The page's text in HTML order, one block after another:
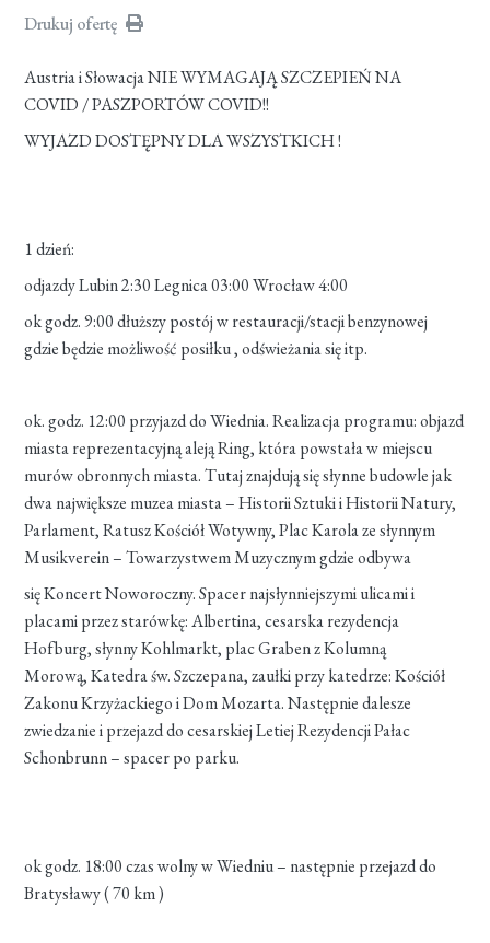
Drukuj ofertę
Austria i Słowacja NIE WYMAGAJĄ SZCZEPIEŃ NA
COVID / PASZPORTÓW COVID!!
WYJAZD DOSTĘPNY DLA WSZYSTKICH !
1 dzień:
odjazdy Lubin 2:30 Legnica 03:00 Wrocław 4:00
ok godz. 9:00 dłuższy postój w restauracji/stacji benzynowej
gdzie będzie możliwość posiłku , odświeżania się itp.
ok. godz. 12:00 przyjazd do Wiednia. Realizacja programu: objazd
miasta reprezentacyjną aleją Ring, która powstała w miejscu
murów obronnych miasta. Tutaj znajdują się słynne budowle jak
dwa największe muzea miasta – Historii Sztuki i Historii Natury,
Parlament, Ratusz Kościół Wotywny, Plac Karola ze słynnym
Musikverein – Towarzystwem Muzycznym gdzie odbywa
się Koncert Noworoczny. Spacer najsłynniejszymi ulicami i
placami przez starówkę: Albertina, cesarska rezydencja
Hofburg, słynny Kohlmarkt, plac Graben z Kolumną
Morową, Katedra św. Szczepana, zaułki przy katedrze: Kościół
Zakonu Krzyżackiego i Dom Mozarta. Następnie dalesze
zwiedzanie i przejazd do cesarskiej Letiej Rezydencji Pałac
Schonbrunn – spacer po parku.
ok godz. 18:00 czas wolny w Wiedniu – następnie przejazd do
Bratysławy ( 70 km )